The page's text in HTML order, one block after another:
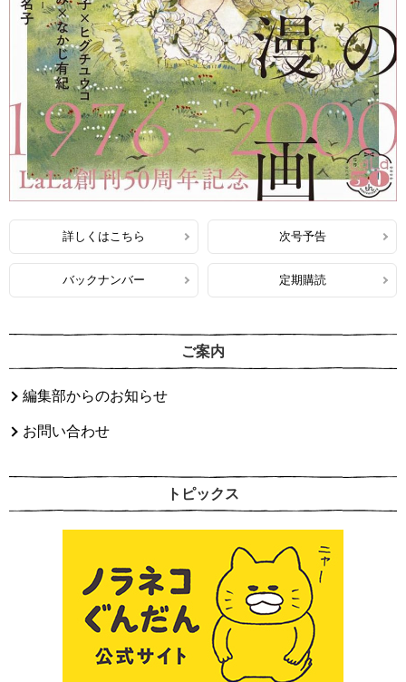
詳しくはこちら 次号予告
バックナンバー 定期購読
ご案内
編集部からのお知らせ
お問い合わせ
トピックス